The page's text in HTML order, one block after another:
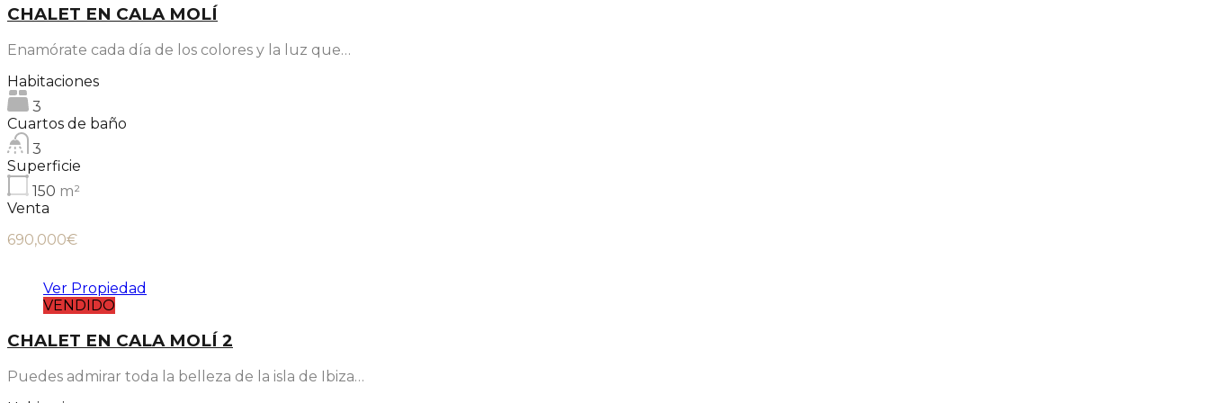
CHALET EN CALA MOLÍ
Enamórate cada día de los colores y la luz que…
Habitaciones
3
Cuartos de baño
3
Superficie
150 m²
Venta
690,000€
Ver Propiedad
VENDIDO
CHALET EN CALA MOLÍ 2
Puedes admirar toda la belleza de la isla de Ibiza…